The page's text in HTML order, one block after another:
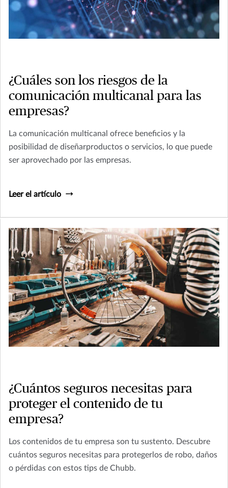
¿Cuáles son los riesgos de la
comunicación multicanal para las
empresas?
La comunicación multicanal ofrece beneficios y la
posibilidad de diseñarproductos o servicios, lo que puede
ser aprovechado por las empresas.
Leer el artículo
¿Cuántos seguros necesitas para
proteger el contenido de tu
empresa?
Los contenidos de tu empresa son tu sustento. Descubre
cuántos seguros necesitas para protegerlos de robo, daños
o pérdidas con estos tips de Chubb.